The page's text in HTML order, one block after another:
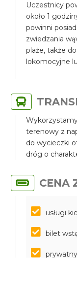
Uczestnicy
około 1
powinni
zwiedzania
plaże, także
lokomocyjne
terenowy z
do wycieczki
dróg o
CENA
usługi
bilet